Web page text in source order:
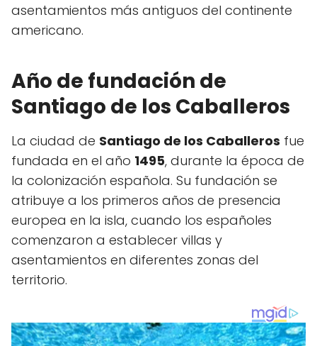
asentamientos más antiguos del continente
americano.
Año de fundación de
Santiago de los Caballeros
La ciudad de Santiago de los Caballeros fue
fundada en el año 1495, durante la época de
la colonización española. Su fundación se
atribuye a los primeros años de presencia
europea en la isla, cuando los españoles
comenzaron a establecer villas y
asentamientos en diferentes zonas del
territorio.